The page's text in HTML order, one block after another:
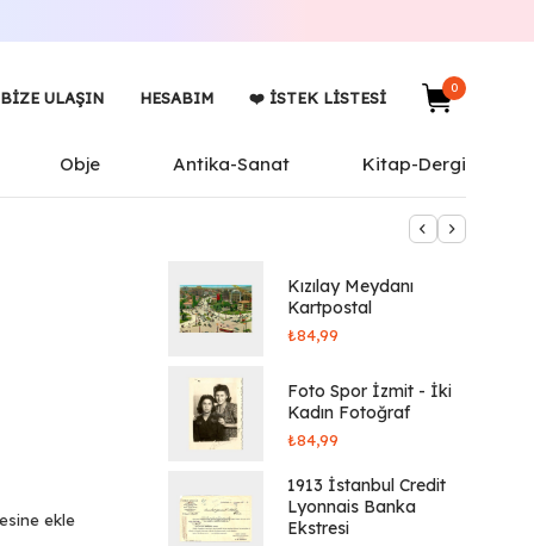
BIZE ULAŞIN HESABIM ❤️ İSTEK LISTESI
0
Obje Antika-Sanat Kitap-Dergi
ekle
Kızılay Meydanı
Kartpostal
₺84,99
Foto Spor İzmit - İki
Kadın Fotoğraf
₺84,99
1913 İstanbul Credit
Lyonnais Banka
Ekstresi